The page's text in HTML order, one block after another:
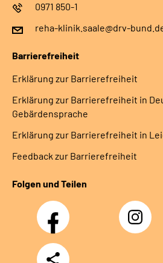
0971 850-1
reha-klinik.saale@drv-
Barrierefreiheit
Erklärung zur Barrierefreiheit
Erklärung zur Barrierefreiheit in
Gebärdensprache
Erklärung zur Barrierefreiheit in
Feedback zur Barrierefreiheit
Folgen und Teilen
Facebook Instagram
Teilen